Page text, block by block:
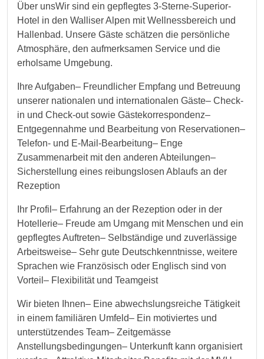
Über unsWir sind ein gepflegtes 3-Sterne-Superior-
Hotel in den Walliser Alpen mit Wellnessbereich und
Hallenbad. Unsere Gäste schätzen die persönliche
Atmosphäre, den aufmerksamen Service und die
erholsame Umgebung.
Ihre Aufgaben– Freundlicher Empfang und Betreuung
unserer nationalen und internationalen Gäste– Check-
in und Check-out sowie Gästekorrespondenz–
Entgegennahme und Bearbeitung von Reservationen–
Telefon- und E-Mail-Bearbeitung– Enge
Zusammenarbeit mit den anderen Abteilungen–
Sicherstellung eines reibungslosen Ablaufs an der
Rezeption
Ihr Profil– Erfahrung an der Rezeption oder in der
Hotellerie– Freude am Umgang mit Menschen und ein
gepflegtes Auftreten– Selbständige und zuverlässige
Arbeitsweise– Sehr gute Deutschkenntnisse, weitere
Sprachen wie Französisch oder Englisch sind von
Vorteil– Flexibilität und Teamgeist
Wir bieten Ihnen– Eine abwechslungsreiche Tätigkeit
in einem familiären Umfeld– Ein motiviertes und
unterstützendes Team– Zeitgemässe
Anstellungsbedingungen– Unterkunft kann organisiert